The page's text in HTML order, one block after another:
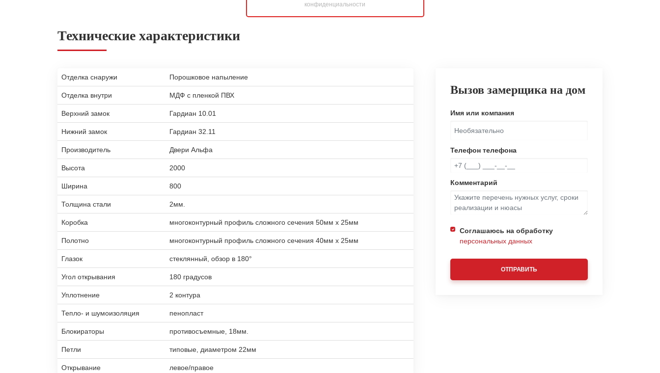
конфиденциальности
Технические характеристики
Отделка снаружи Порошковое напыление
Отделка внутри МДФ с пленкой ПВХ
Верхний замок Гардиан 10.01
Нижний замок Гардиан 32.11
Производитель Двери Альфа
Высота 2000
Ширина 800
Толщина стали 2мм.
Коробка многоконтурный профиль сложного сечения 50мм х 25мм
Полотно многоконтурный профиль сложного сечения 40мм х 25мм
Глазок стеклянный, обзор в 180°
Угол открывания 180 градусов
Уплотнение 2 контура
Тепло- и шумоизоляция пенопласт
Блокираторы противосъемные, 18мм.
Петли типовые, диаметром 22мм
Открывание левое/правое
Вызов замерщика на дом
Имя или компания
Телефон телефона
Комментарий
Соглашаюсь на обработку
персональных данных
ОТПРАВИТЬ